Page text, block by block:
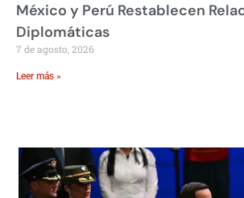
México y Perú Restablecen
Diplomáticas
7 de agosto, 2026
Leer más »